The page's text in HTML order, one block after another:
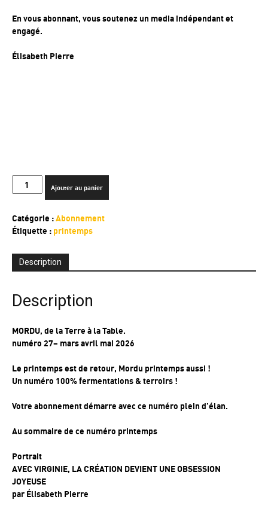
En vous abonnant, vous soutenez un media indépendant et
engagé.
Élisabeth Pierre
quantité
de
PAPIER
#27
#30
Ajouter au panier
Catégorie :Abonnement
Étiquette : printemps
Description
Description
MORDU, de la Terre à la Table.
numéro 27– mars avril mai 2026
Le printemps est de retour, Mordu printemps aussi !
Un numéro 100% fermentations & terroirs !
Votre abonnement démarre avec ce numéro plein d’élan.
Au sommaire de ce numéro printemps
Portrait
AVEC VIRGINIE, LA CRÉATION DEVIENT UNE OBSESSION
JOYEUSE
parÉlisabeth Pierre